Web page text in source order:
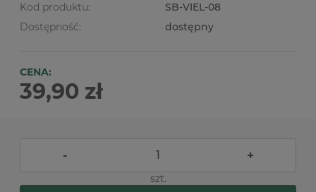
Kod produktu:
SB-VIEL-08
Dostępność:
dostępny
CENA:
39,90 zł
- +
szt.